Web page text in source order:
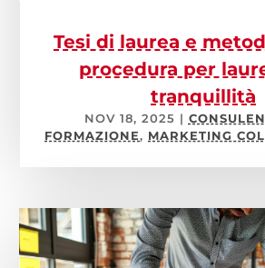
Tesi di laurea e
procedura per
tranquillità
NOV 18, 2025 |
FORMAZIONE, MARKETING